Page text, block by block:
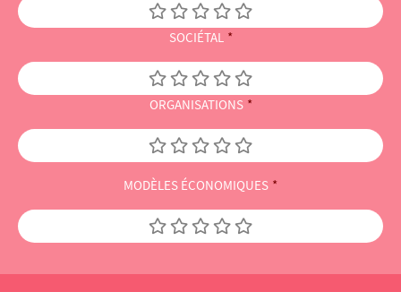
SOCIÉTAL *
ORGANISATIONS *
MODÈLES ÉCONOMIQUES *